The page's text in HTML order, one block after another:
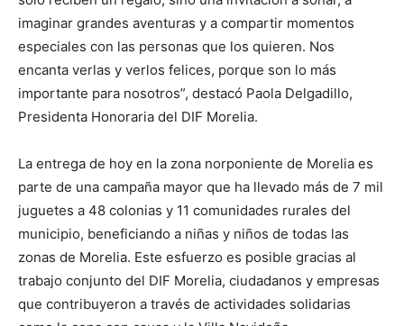
imaginar grandes aventuras y a compartir momentos
especiales con las personas que los quieren. Nos
encanta verlas y verlos felices, porque son lo más
importante para nosotros”, destacó Paola Delgadillo,
Presidenta Honoraria del DIF Morelia.
La entrega de hoy en la zona norponiente de Morelia es
parte de una campaña mayor que ha llevado más de 7 mil
juguetes a 48 colonias y 11 comunidades rurales del
municipio, beneficiando a niñas y niños de todas las
zonas de Morelia. Este esfuerzo es posible gracias al
trabajo conjunto del DIF Morelia, ciudadanos y empresas
que contribuyeron a través de actividades solidarias